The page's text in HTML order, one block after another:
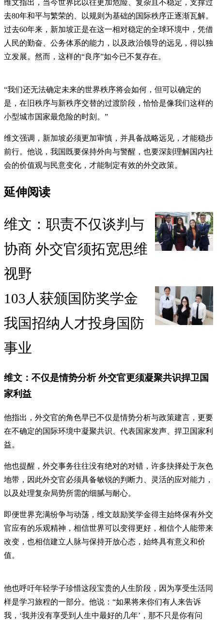
维文指出，当今世界比以往更加危险、复杂且不稳定，支撑过
去80年和平与繁荣的、以规则为基础的国际秩序正逐渐瓦解。
过去60年来，新加坡正是在这一相对稳定的全球环境中，凭借
人民的勤奋、公务体系的能力，以及政治领导的远见，得以独
立发展。然而，这样的“良序”如今已不复存在。
“我们还无法确定未来的世界秩序将会如何，但可以确定的
是，在旧秩序与新秩序交替的过渡阶段，恰恰是像我们这样的
小型城市国家最危险的时刻。”
维文强调，新加坡必须更加审慎，并具备战略远见，才能稳步
前行。他说，我国既要保持外向与警醒，也要深刻理解国内社
会的价值观与民意变化，才能制定有效的外交政策。
延伸阅读
维文：职责不仅谈判与
协商 外交官须拓宽思维
视野
103人获颁国防奖学金
我国招纳人才投身国防
事业
维文：不仅是情势分析 外交官更须凝聚共识捍卫国
家利益
他指出，外交官的角色早已不仅是情势分析与政策建言，更要
在不确定的国际环境中凝聚共识、代表国家发声、捍卫国家利
益。
他也提醒，外交事务往往没有绝对的对错，许多抉择处于灰色
地带，因此外交官必须具备敏锐的判断力、灵活的应对能力，
以及处理复杂局势所需的细腻与耐心。
即便世界充满纷争与动荡，维文鼓励奖学金得主始终保有外交
官应有的乐观精神，相信世界可以变得更好，相信个人能带来
改变，也相信建立人脉与保持开放心态，始终具有意义和价
值。
他也呼吁年轻学子珍惜这段宝贵的人生阶段，因为享受生活同
样是学习旅程的一部分。他说：“如果将来你们有人来告诉
我，‘我并没有享受到人生中最好的几年’，那不只是你有问